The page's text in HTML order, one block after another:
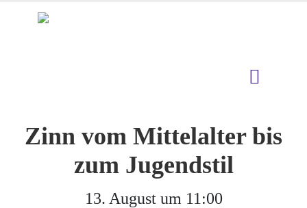
Zinn vom Mittelalter bis
zum Jugendstil
13. August um 11:00